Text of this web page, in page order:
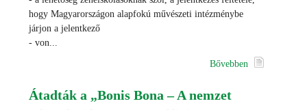
hogy Magyarországon alapfokú művészeti intézménybe
járjon a jelentkező
- von...
Bővebben
Átadták a „Bonis Bona – A nemzet